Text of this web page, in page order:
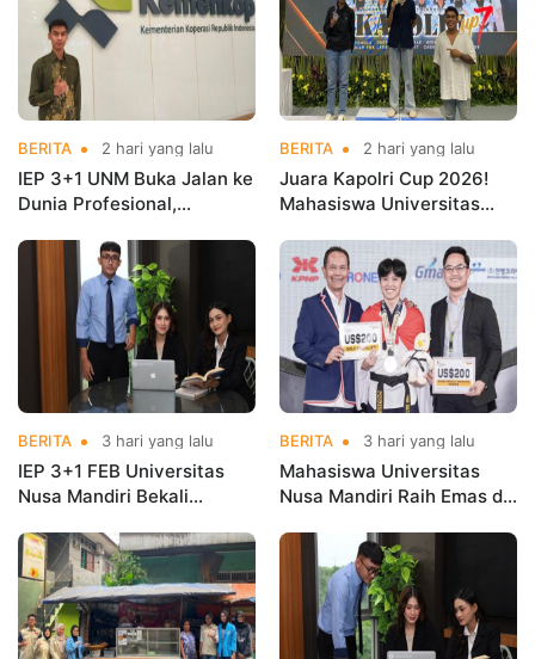
BERITA 2 hari yang lalu
IEP 3+1 UNM Buka Jalan ke
Dunia Profesional,
Kementerian Koperasi
BERITA 2 hari yang lalu
Juara Kapolri Cup 2026!
Mahasiswa Universitas
Nama Kampus di Kejurnas
Taekwondo
BERITA 3 hari yang lalu
IEP 3+1 FEB Universitas
Nusa Mandiri Bekali
Kerja Sebelum Lulus
BERITA 3 hari yang lalu
Mahasiswa Universitas
Nusa Mandiri Raih Emas di
Indonesia Open
Championships 2026